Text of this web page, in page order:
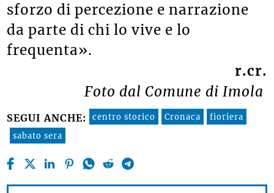
sforzo di percezione e narrazione
da parte di chi lo vive e lo
frequenta».
r.cr.
Foto dal Comune di Imola
SEGUI ANCHE: centro storico Cronaca
fioriera
sabato sera